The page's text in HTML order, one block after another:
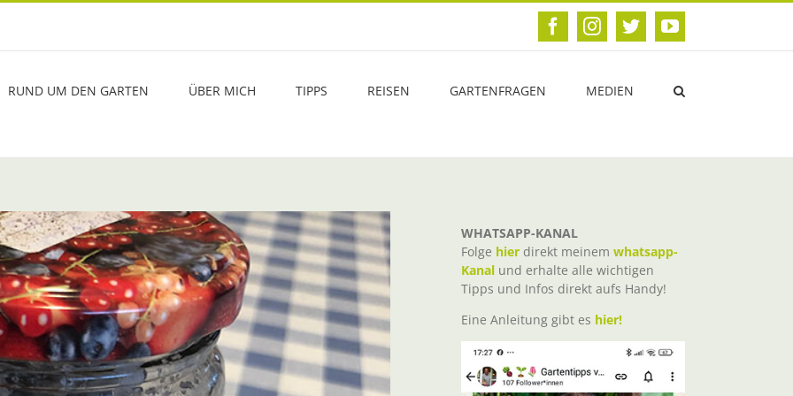
FacebookInstagram
TwitterYouTube
RUND UM DEN GARTEN ÜBER MICH TIPPS REISEN GARTENFRAGEN MEDIEN
WHATSAPP-KANAL
Folge hier direkt meinem whatsapp-
Kanal und erhalte alle wichtigen
Tipps und Infos direkt aufs Handy!
Eine Anleitung gibt es hier!